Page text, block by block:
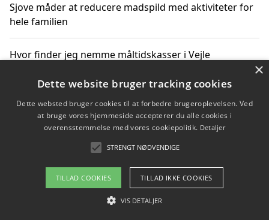
Sjove måder at reducere madspild med aktiviteter for
hele familien
Hvor finder jeg nemme måltidskasser i Vejle
Copyright 2026 - Pilanto Aps
Om / kontakt
Blog Betingelser
×
Dette website bruger tracking cookies
Dette websted bruger cookies til at forbedre brugeroplevelsen. Ved
at bruge vores hjemmeside accepterer du alle cookies i
overensstemmelse med vores cookiepolitik. Detaljer
STRENGT NØDVENDIGE
TILLAD COOKIES TILLAD IKKE COOKIES
VIS DETALJER